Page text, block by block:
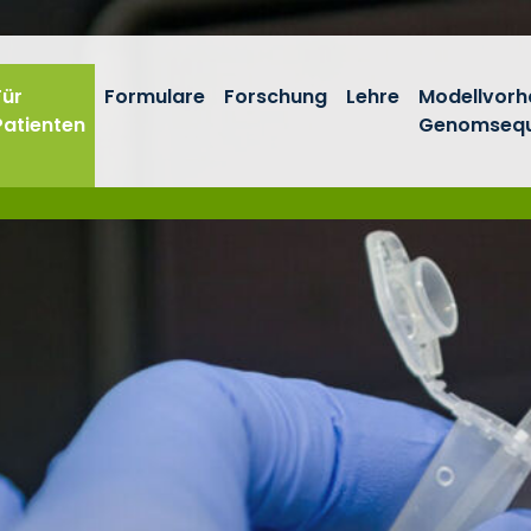
Formulare Forschung Lehre